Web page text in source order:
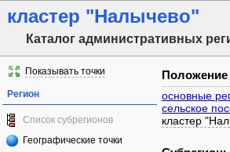
кластер "Налычево"
Каталог административных
Показывать точки
Регион
Список субрегионов
Географические точки
Положение
основные
сельское
кластер